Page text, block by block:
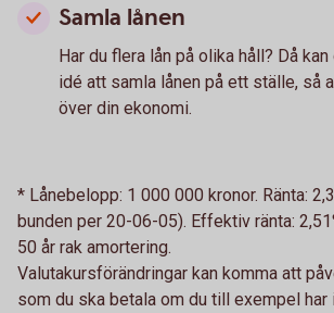
Samla lånen
Har du flera lån på olika håll? Då
idé att samla lånen på ett ställe, så
över din ekonomi.
* Lånebelopp: 1 000 000 kronor. Ränta:
bunden per 20-06-05). Effektiv ränta:
50 år rak amortering.
Valutakursförändringar kan komma att
som du ska betala om du till exempel har